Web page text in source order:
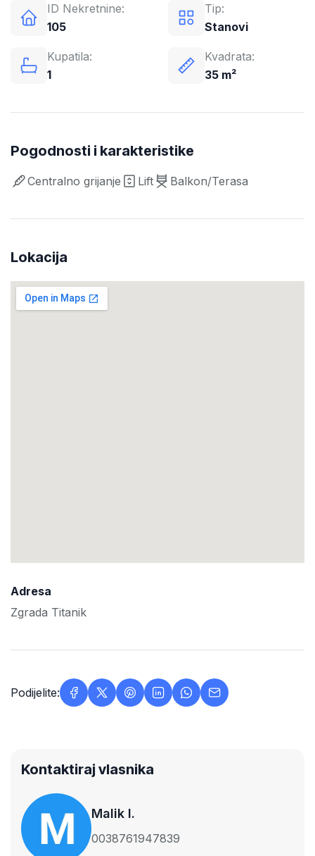
ID Nekretnine:
105
Tip:
Stanovi
Kupatila:
1
Kvadrata:
35 m²
Pogodnosti i karakteristike
Centralno grijanje Lift Balkon/Terasa
Lokacija
Adresa
Zgrada Titanik
Podijelite:
Kontaktiraj vlasnika
Malik I.
0038761947839